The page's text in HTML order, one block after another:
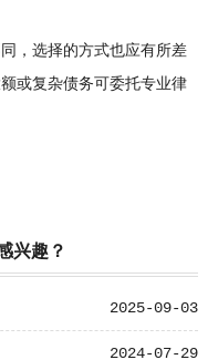
，选择的方式也应有所差
或复杂债务可委托专业律
兴趣？
2025-09-03
2024-07-29